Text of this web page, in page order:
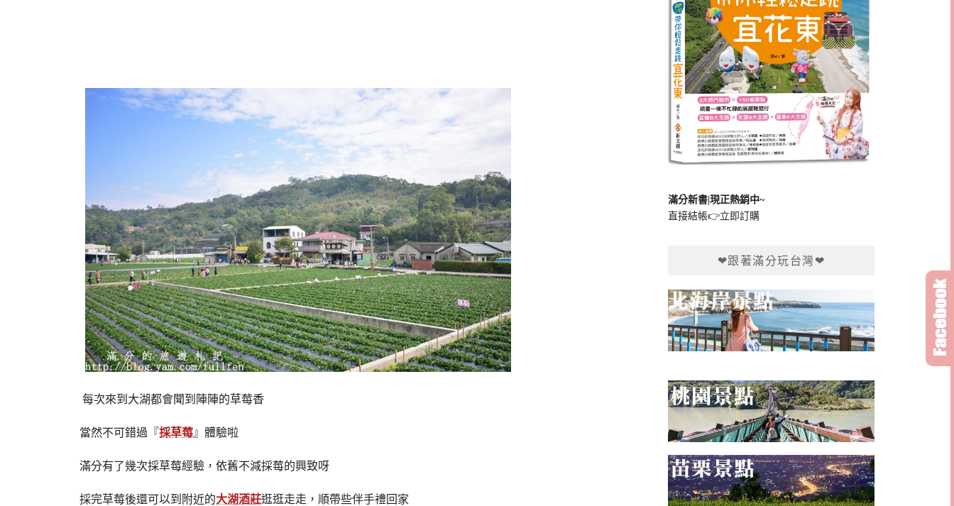
每次來到大湖都會聞到陣陣的草莓香
當然不可錯過『採草莓』體驗啦
滿分有了幾次採草莓經驗，依舊不減採莓的興致呀
採完草莓後還可以到附近的大湖酒莊逛逛走走，順帶些伴手禮回家
滿分新書|現正熱銷中~
直接結帳👉立即訂購
❤跟著滿分玩台灣❤